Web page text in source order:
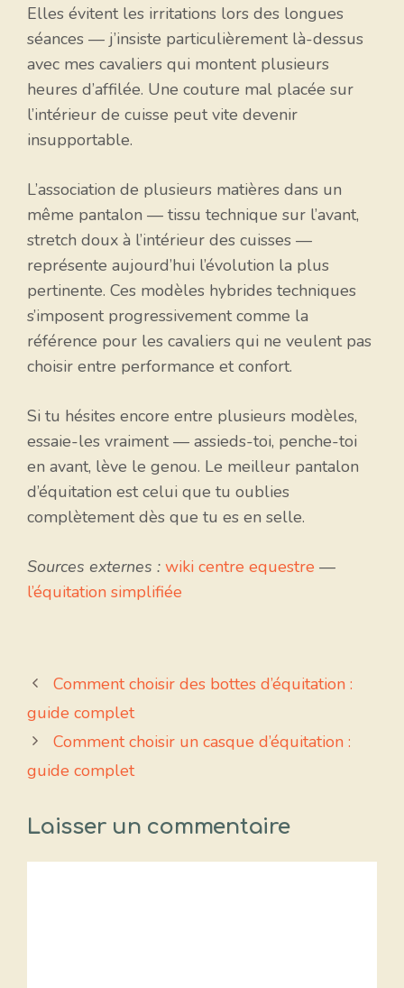
Elles évitent les irritations lors des longues
séances — j’insiste particulièrement là-dessus
avec mes cavaliers qui montent plusieurs
heures d’affilée. Une couture mal placée sur
l’intérieur de cuisse peut vite devenir
insupportable.
L’association de plusieurs matières dans un
même pantalon — tissu technique sur l’avant,
stretch doux à l’intérieur des cuisses —
représente aujourd’hui l’évolution la plus
pertinente. Ces modèles hybrides techniques
s’imposent progressivement comme la
référence pour les cavaliers qui ne veulent pas
choisir entre performance et confort.
Si tu hésites encore entre plusieurs modèles,
essaie-les vraiment — assieds-toi, penche-toi
en avant, lève le genou. Le meilleur pantalon
d’équitation est celui que tu oublies
complètement dès que tu es en selle.
Sources externes : wiki centre equestre —
l’équitation simplifiée
Comment choisir des bottes d’équitation :
guide complet
Comment choisir un casque d’équitation :
guide complet
Laisser un commentaire